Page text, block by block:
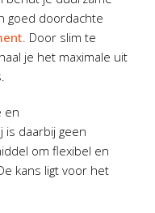
goed doordachte
. Door slim te
je het maximale uit
en
is daarbij geen
om flexibel en
kans ligt voor het